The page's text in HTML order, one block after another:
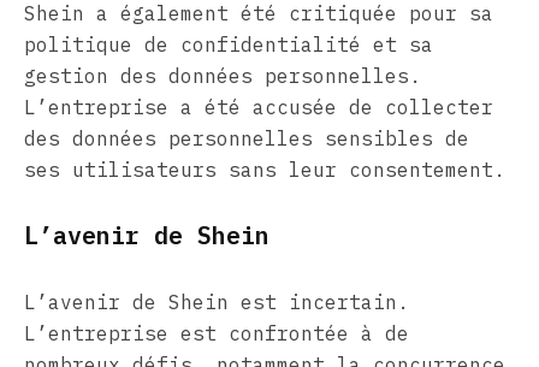
Shein a également été critiquée pour sa
politique de confidentialité et sa
gestion des données personnelles.
L’entreprise a été accusée de collecter
des données personnelles sensibles de
ses utilisateurs sans leur consentement.
L’avenir de Shein
L’avenir de Shein est incertain.
L’entreprise est confrontée à de